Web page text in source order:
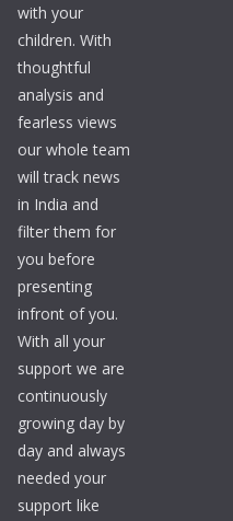
with your
children. With
thoughtful
analysis and
fearless views
our whole team
will track news
in India and
filter them for
you before
presenting
infront of you.
With all your
support we are
continuously
growing day by
day and always
needed your
support like